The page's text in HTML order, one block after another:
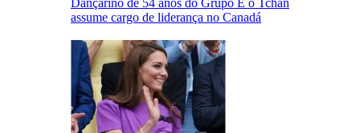
Dançarino de 54 anos do Grupo É o Tchan
assume cargo de liderança no Canadá